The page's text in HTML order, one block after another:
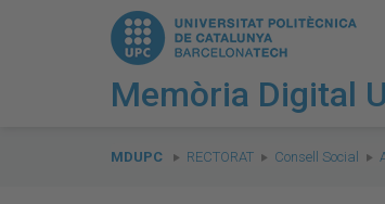
Memòria Digital
are
MDUPC RECTORAT Consell Social